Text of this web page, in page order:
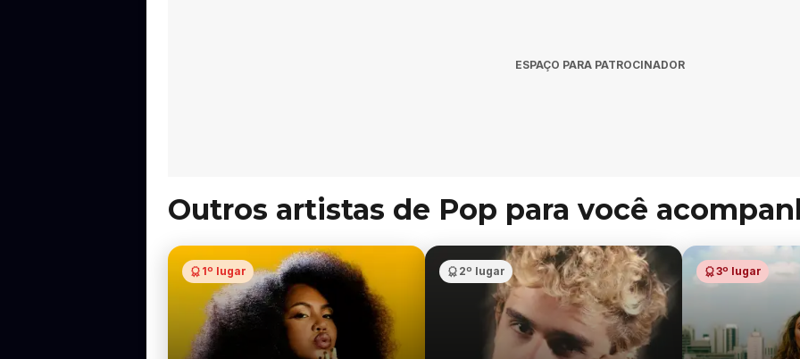
ESPAÇO PARA PATROCINADOR
Outros artistas de Pop para você
1º lugar 2º lugar 3º lugar